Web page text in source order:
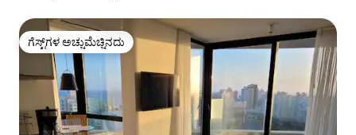
ಗೆಸ್ಟ್‌ಗಳ ಅಚ್ಚುಮೆಚ್ಚಿನದು
ಗೆಸ್ಟ್‌ಗಳ ಅಚ್ಚುಮೆಚ್ಚಿನದು